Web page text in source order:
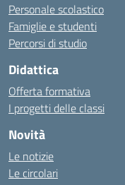
Personale scolastico
Famiglie e studenti
Percorsi di studio
Didattica
Offerta formativa
I progetti delle classi
Novità
Le notizie
Le circolari